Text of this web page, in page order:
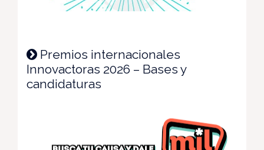
Premios internacionales
Innovactoras 2026 – Bases y
candidaturas